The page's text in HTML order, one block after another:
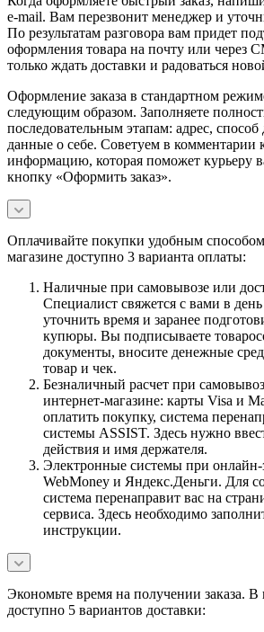
e-mail. Вам перезвонит менеджер и
По результатам разговора вам придет
оформления товара на почту или через
только ждать доставки и радоваться
Оформление заказа в стандартном
следующим образом. Заполняете
последовательным этапам: адрес,
данные о себе. Советуем в комментарии
информацию, которая поможет курьеру
кнопку «Оформить заказ».
Оплачивайте покупки удобным
магазине доступно 3 варианта оплаты:
Наличные при самовывозе или
Специалист свяжется с вами в
уточнить время и заранее
купюры. Вы подписываете
документы, вносите денежные
товар и чек.
Безналичный расчет при
интернет-магазине: карты Visa и
оплатить покупку, система
системы ASSIST. Здесь нужно
действия и имя держателя.
Электронные системы при онлайн-
WebMoney и Яндекс.Деньги. Для
система перенаправит вас на
сервиса. Здесь необходимо
инструкции.
Экономьте время на получении заказа. В
доступно 5 вариантов доставки: